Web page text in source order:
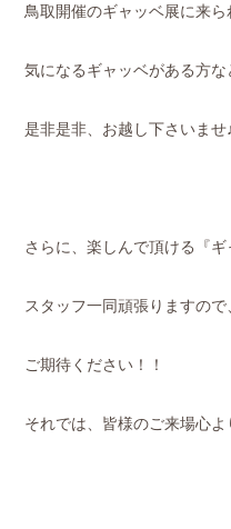
鳥取開催のギャッベ展に来ら
気になるギャッベがある方な
是非是非、お越し下さいませ
さらに、楽しんで頂ける『
スタッフ一同頑張りますので
ご期待ください！！
それでは、皆様のご来場心